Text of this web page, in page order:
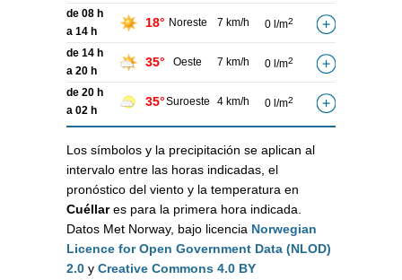
de 08 h
a 14 h
18° Noreste 7 km/h 0 l/m2
de 14 h
a 20 h
35° Oeste 7 km/h 0 l/m2
de 20 h
a 02 h
35°Suroeste 4 km/h 0 l/m2
Los símbolos y la precipitación se aplican al
intervalo entre las horas indicadas, el
pronóstico del viento y la temperatura en
Cuéllares para la primera hora indicada.
Datos Met Norway, bajo licencia Norwegian
Licence for Open Government Data (NLOD)
2.0 y Creative Commons 4.0 BY